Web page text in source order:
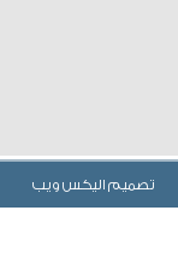
تصميم اليكس ويب